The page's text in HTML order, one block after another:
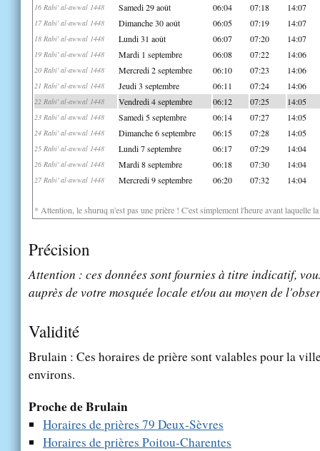
16 Rabi' al-awwal 1448 Samedi 29 août 06:04 07:18 14:07
17 Rabi' al-awwal 1448 Dimanche 30 août 06:05 07:19 14:07
18 Rabi' al-awwal 1448 Lundi 31 août 06:07 07:20 14:07
19 Rabi' al-awwal 1448 Mardi 1 septembre 06:08 07:22 14:06
20 Rabi' al-awwal 1448 Mercredi 2 septembre 06:10 07:23 14:06
21 Rabi' al-awwal 1448 Jeudi 3 septembre 06:11 07:24 14:06
22 Rabi' al-awwal 1448 Vendredi 4 septembre 06:12 07:25 14:05
23 Rabi' al-awwal 1448 Samedi 5 septembre 06:14 07:27 14:05
24 Rabi' al-awwal 1448 Dimanche 6 septembre 06:15 07:28 14:05
25 Rabi' al-awwal 1448 Lundi 7 septembre 06:17 07:29 14:04
26 Rabi' al-awwal 1448 Mardi 8 septembre 06:18 07:30 14:04
27 Rabi' al-awwal 1448 Mercredi 9 septembre 06:20 07:32 14:04
* Attention, le shuruq n'est pas une prière ! C'est simplement l'heure avant laquelle
Précision
Attention : ces données sont fournies à titre indicatif,
auprès de votre mosquée locale et/ou au moyen de
Validité
Brulain : Ces horaires de prière sont valables pour la
environs.
Proche de Brulain
Horaires de prières 79 Deux-Sèvres
Horaires de prières Poitou-Charentes